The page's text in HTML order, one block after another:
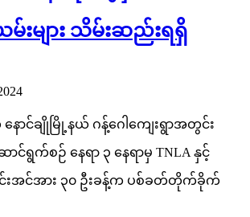
များ သိမ်းဆည်းရရှိ
ာင်ချိုမြို့နယ် ဂန့်ဂေါကျေးရွာအတွင်း
င်ရွက်စဉ် နေရာ ၃ နေရာမှ TNLA နှင့်
င်းအင်အား ၃၀ ဦးခန့်က ပစ်ခတ်တိုက်ခိုက်